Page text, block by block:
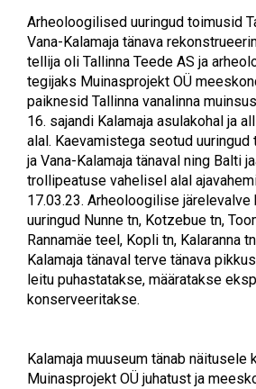
Arheoloogilised uuringud toimusid
Vana-Kalamaja tänava
tellija oli Tallinna Teede AS ja
tegijaks Muinasprojekt OÜ
paiknesid Tallinna vanalinna
16. sajandi Kalamaja asulakohal ja
alal. Kaevamistega seotud
ja Vana-Kalamaja tänaval ning Balti
trollipeatuse vahelisel alal
17.03.23. Arheoloogilise
uuringud Nunne tn, Kotzebue tn,
Rannamäe teel, Kopli tn, Kalaranna
Kalamaja tänaval terve tänava
leitu puhastatakse, määratakse
konserveeritakse.
Kalamaja muuseum tänab näitusele
Muinasprojekt OÜ juhatust ja